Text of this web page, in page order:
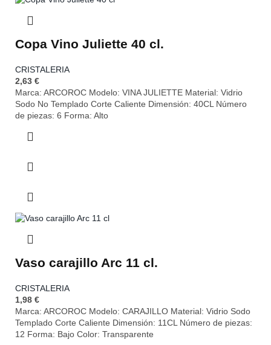
Copa Vino Juliette 40 cl.
CRISTALERIA
2,63 €
Marca: ARCOROC Modelo: VINA JULIETTE Material: Vidrio
Sodo No Templado Corte Caliente Dimensión: 40CL Número
de piezas: 6 Forma: Alto
Vaso carajillo Arc 11 cl.
CRISTALERIA
1,98 €
Marca: ARCOROC Modelo: CARAJILLO Material: Vidrio Sodo
Templado Corte Caliente Dimensión: 11CL Número de piezas:
12 Forma: Bajo Color: Transparente